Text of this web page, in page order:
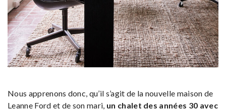
Nous apprenons donc, qu’il s’agit de la nouvelle maison de
Leanne Ford et de son mari, un chalet des années 30 avec